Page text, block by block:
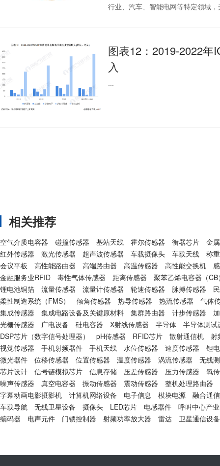
行业、汽车、智能电网等特定领域，
图表12：2019-2022年
入
...
相关推荐
空气介质电容器 碰撞传感器 基站天线 霍尔传感器 衡器芯片
金
红外传感器
激光传感器 超声波传感器 车载摄像头 车载天线
称
会议平板
高性能路由器 高端路由器 高温传感器 高性能交换机
金融服务业RFID
毒性气体传感器 距离传感器
聚苯乙烯电容器（CB
锂电池铜箔
流量传感器 流量计传感器 轮速传感器 脉搏传感器
柔性制造系统（FMS）
倾角传感器 热导传感器 热流传感器
气体
集成传感器
集成电路设备及关键原材料 集群路由器 计步传感器
光栅传感器
广电设备 硅电容器 X射线传感器 半导体
半导体测试
DSP芯片（数字信号处理器）
pH传感器 RFID芯片 散射通信机
射
视觉传感器
手机射频器件 手机天线 水位传感器 速度传感器
钽
微光器件
位移传感器 位置传感器 温度传感器 涡流传感器
无线
芯片设计
信号链模拟芯片 信息存储 压差传感器 压力传感器
氧
噪声传感器
真空电容器 振动传感器 震动传感器
整机处理路由器
字幕动画电影摄影机
计算机网络设备 电子信息 模块电源
融合通
车载导航
无线卫星设备 摄像头 LED芯片 电感器件
呼叫中心产业
编码器
电声元件 门锁控制器 射频功率放大器 雷达 卫星通信设备